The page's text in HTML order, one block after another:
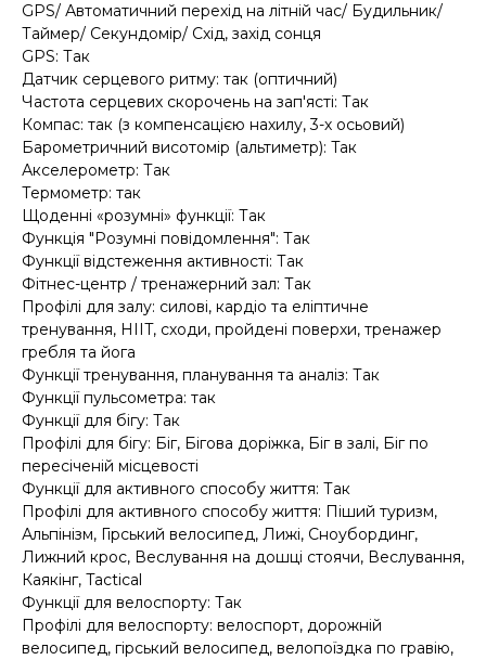
GPS/ Автоматичний перехід на літній час/ Будильник/
Таймер/ Секундомір/ Схід, захід сонця
GPS: Так
Датчик серцевого ритму: так (оптичний)
Частота серцевих скорочень на зап'ясті: Так
Компас: так (з компенсацією нахилу, 3-х осьовий)
Барометричний висотомір (альтиметр): Tак
Акселерометр: Так
Термометр: так
Щоденні «розумні» функції: Так
Функція "Розумні повідомлення": Так
Функції відстеження активності: Так
Фітнес-центр / тренажерний зал: Так
Профілі для залу: силові, кардіо та еліптичне
тренування, HIIT, сходи, пройдені поверхи, тренажер
гребля та йога
Функції тренування, планування та аналіз: Так
Функції пульсометра: так
Функції для бігу: Так
Профілі для бігу: Біг, Бігова доріжка, Біг в залі, Біг по
пересіченій місцевості
Функції для активного способу життя: Так
Профілі для активного способу життя: Піший туризм,
Альпінізм, Гірський велосипед, Лижі, Сноубординг,
Лижний крос, Веслування на дошці стоячи, Веслування,
Каякінг, Tactical
Функції для велоспорту: Так
Профілі для велоспорту: велоспорт, дорожній
велосипед, гірський велосипед, велопоїздка по гравію,